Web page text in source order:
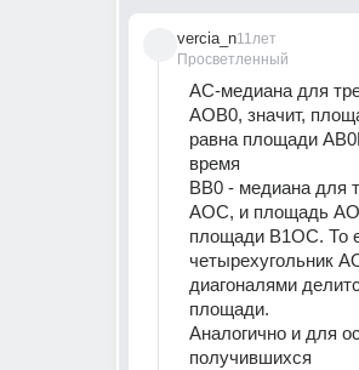
vercia_n
Просветленный
11лет
АС-медиана для
АОВ0, значит,
равна площади
время
ВВ0 - медиана для
АОС, и площадь
площади В1ОС. То
четырехугольник
диагоналями
площади.
Аналогично и для
получившихся